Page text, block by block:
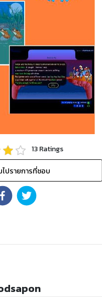
13Ratings
ไปรายการที่ชอบ